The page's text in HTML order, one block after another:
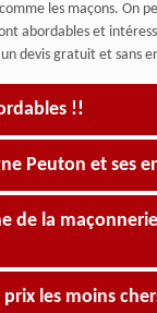
les maçons. On
abordables et
devis gratuit et sans
!!
Peuton et ses
de la
les moins